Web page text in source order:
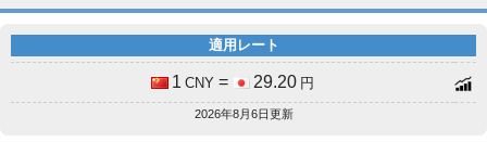
適用レート
1 CNY = 29.20 円
2026年8月6日更新